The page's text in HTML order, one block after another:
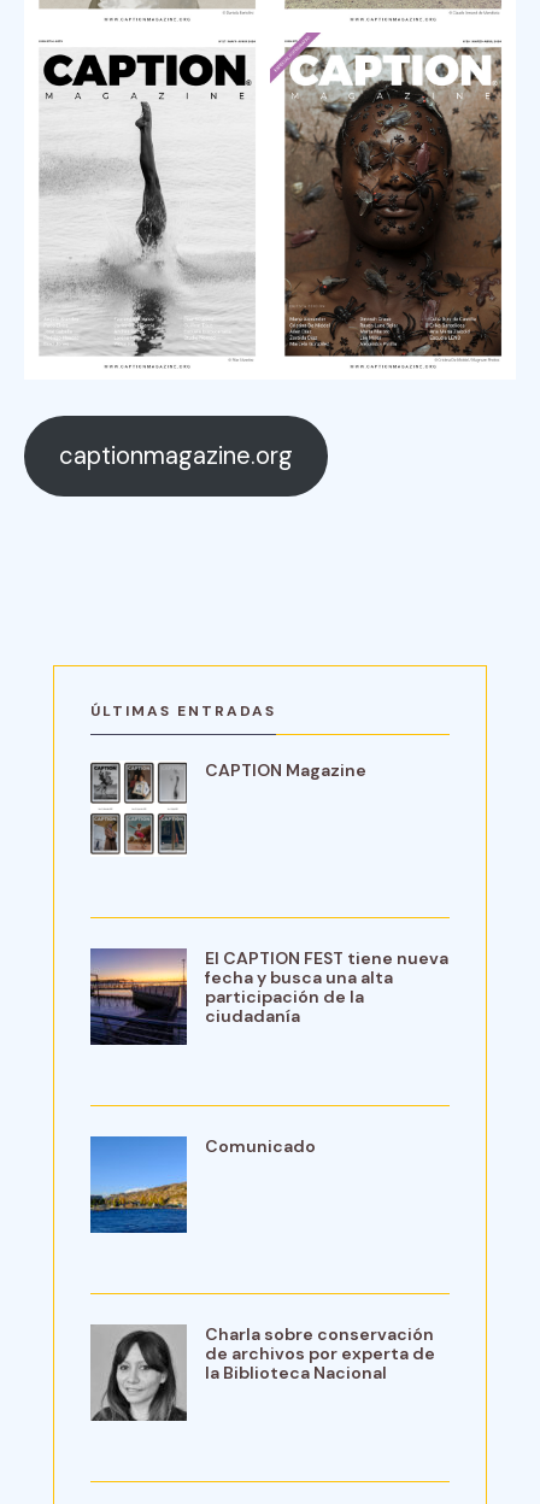
captionmagazine.org
ÚLTIMAS ENTRADAS
CAPTION Magazine
El CAPTION FEST tiene nueva
fecha y busca una alta
participación de la
ciudadanía
Comunicado
Charla sobre conservación
de archivos por experta de
la Biblioteca Nacional